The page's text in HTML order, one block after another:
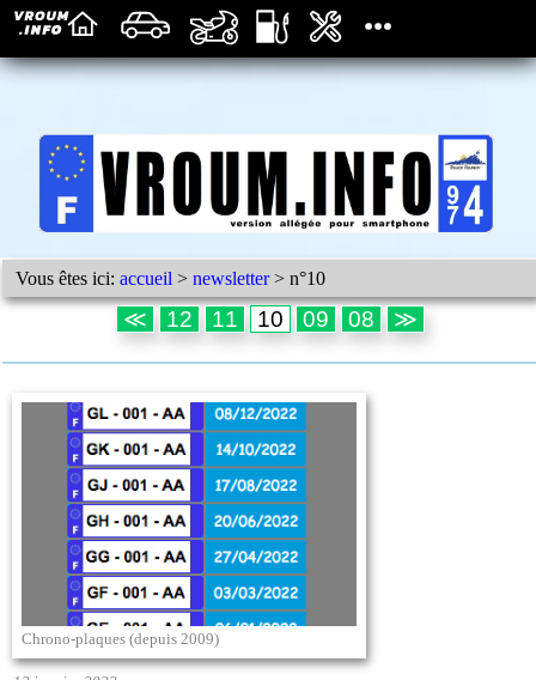
Vous êtes ici:accueil >newsletter> n°10
≪ 12 11 10 09 08 ≫
Chrono-plaques (depuis 2009)